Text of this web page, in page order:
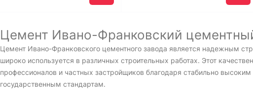
Цемент Ивано-Франковский
Цемент Ивано-Франковского цементного завода является надежным
широко используется в различных строительных работах. Этот
профессионалов и частных застройщиков благодаря стабильно
государственным стандартам.